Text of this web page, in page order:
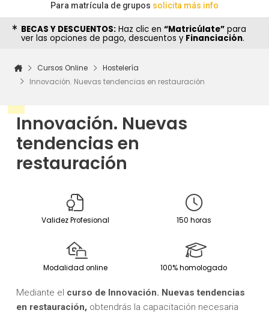
Innovación. Nuevas
tendencias en
restauración
Validez Profesional 150 horas
Modalidad online 100% homologado
Mediante el curso de Innovación. Nuevas tendencias
en restauración, obtendrás la capacitación necesaria
Para matrícula de grupos solicita más info
BECAS Y DESCUENTOS: Haz clic en “Matricúlate” para
ver las opciones de pago, descuentos y Financiación.
Cursos Online
Hostelería
Innovación. Nuevas tendencias en restauración